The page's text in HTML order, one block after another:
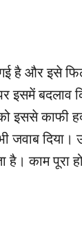
है और इसे
इसमें बदलाव
को इससे काफी
जवाब
काम पूरा